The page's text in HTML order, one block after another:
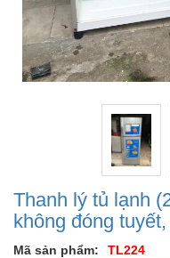
Thanh lý tủ lạnh
không đóng tuyết,
Mã sản phẩm: TL224